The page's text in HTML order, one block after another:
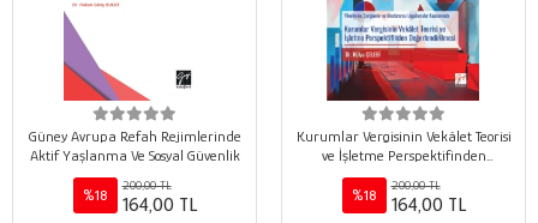
Güney Avrupa Refah Rejimlerinde
Aktif Yaşlanma Ve Sosyal Güvenlik
%18
200,00 TL
164,00 TL
Kurumlar Vergisinin Vekâlet Teorisi
ve İşletme Perspektifinden
Değerlendirilmesi Yönelimler,
Çerçeveler ve Uluslararası
Uygulamalar Kapsamında
%18
200,00 TL
164,00 TL